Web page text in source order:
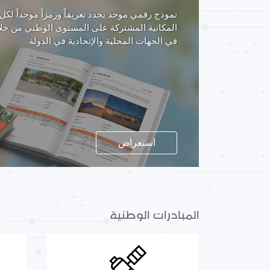
نموذج رقمي موحد يحدد تعريفاً ورمزاً موحداً
المكانية المشتركة على المستوى الوطني من
في الجهات المحلية والإتحادية في الدولة
استعراض
المبادرات الوطنية
الصور الفضائية